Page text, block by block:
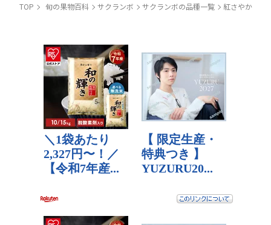
TOP 旬の果物百科 サクランボ サクランボの品種一覧 紅さやか